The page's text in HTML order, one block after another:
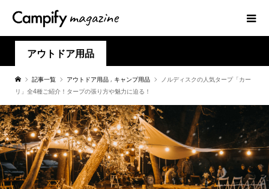
アウトドア用品
記事一覧 アウトドア用品 , キャンプ用品
ノルディスクの人気タープ「カー
リ」全4種ご紹介！タープの張り方や魅力に迫る！